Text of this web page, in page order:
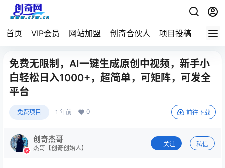
首页 VIP会员 网站加盟 创奇合伙人 项目投稿
免费无限制，AI一键生成原创中视频，新手小
白轻松日入1000+，超简单，可矩阵，可发全
平台
免费项目 1 年前 0 前往下载
创奇杰哥
杰哥【创奇创始人】
关注 私信